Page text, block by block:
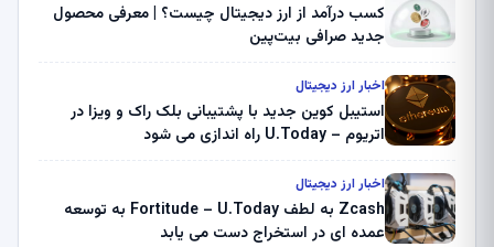
کسب درآمد از ارز دیجیتال چیست؟ | معرفی محصول
جدید صرافی بیت‌پین
اخبار ارز دیجیتال
استیبل کوین جدید با پشتیبانی بلک راک و ویزا در
اتریوم – U.Today راه اندازی می شود
اخبار ارز دیجیتال
Zcash به لطف Fortitude – U.Today به توسعه
عمده ای در استخراج دست می یابد